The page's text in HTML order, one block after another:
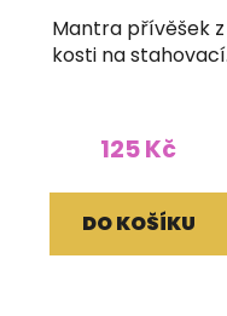
Mantra přívěšek z
kosti na stahovací
125 Kč
DO KOŠÍKU